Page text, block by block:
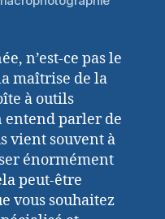
n’est-ce pas le
maîtrise de la
à outils
entend parler de
vient souvent à
énormément
peut-être
vous souhaitez